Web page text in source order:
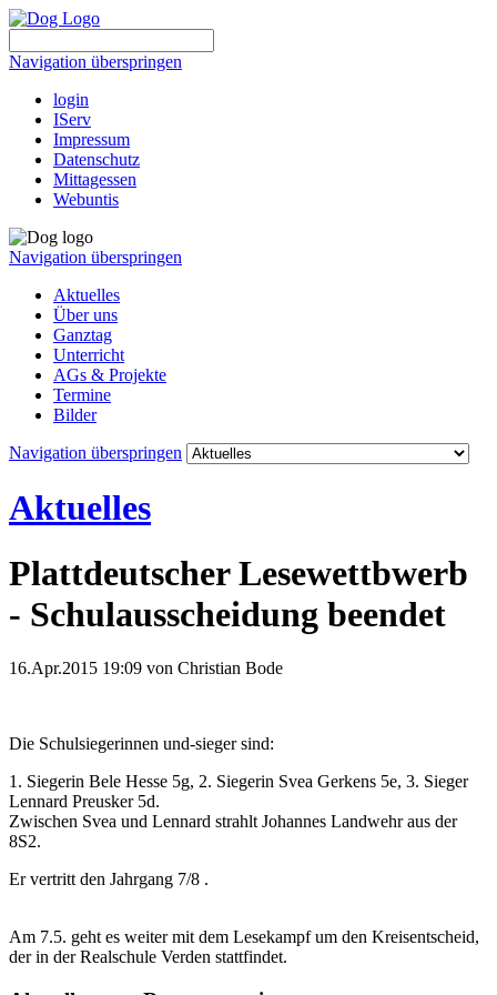
Navigation überspringen
login
IServ
Impressum
Datenschutz
Mittagessen
Webuntis
Navigation überspringen
Aktuelles
Über uns
Ganztag
Unterricht
AGs & Projekte
Termine
Bilder
Navigation überspringen
Aktuelles
Plattdeutscher Lesewettbwerb
- Schulausscheidung beendet
16.Apr.2015 19:09 von Christian Bode
Die Schulsiegerinnen und-sieger sind:
1. Siegerin Bele Hesse 5g, 2. Siegerin Svea Gerkens 5e, 3. Sieger
Lennard Preusker 5d.
Zwischen Svea und Lennard strahlt Johannes Landwehr aus der
8S2.
Er vertritt den Jahrgang 7/8 .
Am 7.5. geht es weiter mit dem Lesekampf um den Kreisentscheid,
der in der Realschule Verden stattfindet.